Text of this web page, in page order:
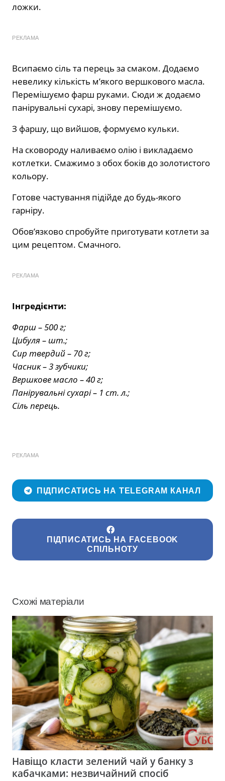
ложки.
РЕКЛАМА
Всипаємо сіль та перець за смаком. Додаємо
невелику кількість м’якого вершкового масла.
Перемішуємо фарш руками. Сюди ж додаємо
панірувальні сухарі, знову перемішуємо.
З фаршу, що вийшов, формуємо кульки.
На сковороду наливаємо олію і викладаємо
котлетки. Смажимо з обох боків до золотистого
кольору.
Готове частування підійде до будь-якого
гарніру.
Обов’язково спробуйте приготувати котлети за
цим рецептом. Смачного.
РЕКЛАМА
Інгредієнти:
Фарш – 500 г;
Цибуля – шт.;
Сир твердий – 70 г;
Часник – 3 зубчики;
Вершкове масло – 40 г;
Панірувальні сухарі – 1 ст. л.;
Сіль перець.
РЕКЛАМА
ПІДПИСАТИСЬ НА TELEGRAM КАНАЛ
ПІДПИСАТИСЬ НА FACEBOOK
СПІЛЬНОТУ
Схожі матеріали
Навіщо класти зелений чай у банку з
кабачками: незвичайний спосіб